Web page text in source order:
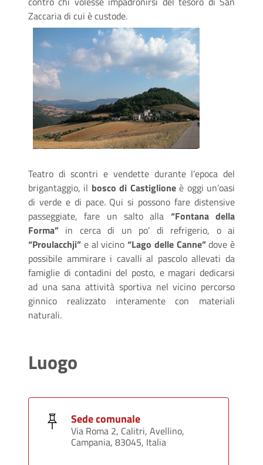
Zaccaria di cui è custode.
Teatro di scontri e vendette durante l’epoca del
brigantaggio, il bosco di Castiglioneè oggi un’oasi
di verde e di pace. Qui si possono fare distensive
passeggiate, fare un salto alla “Fontana della
Forma” in cerca di un po’ di refrigerio, o ai
“Proulacchji” e al vicino “Lago delle Canne”dove è
possibile ammirare i cavalli al pascolo allevati da
famiglie di contadini del posto, e magari dedicarsi
ad una sana attività sportiva nel vicino percorso
ginnico realizzato interamente con materiali
naturali.
Luogo
Sede comunale
Via Roma 2, Calitri, Avellino,
Campania, 83045, Italia